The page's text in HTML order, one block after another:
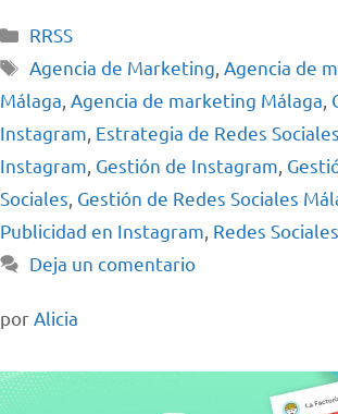
RRSS
Agencia de Marketing Agencia de
Málaga Agencia de marketing Málaga
Instagram Estrategia de Redes Sociales
Instagram Gestión de Instagram
Sociales Gestión de Redes Sociales
Publicidad en Instagram Redes Sociales
Deja un comentario
por Alicia